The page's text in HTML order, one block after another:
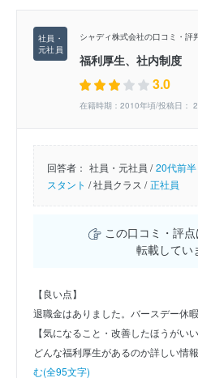
シャディ株式会社の口コミ・評
福利厚生、社内制度
3.0
在籍時期：2010年頃/投稿日：
回答者： 社員・元社員 / 20代前半
スタント /社員クラス / 正社員
この口コミ・評点
転載してい
【良い点】
退職金はありました。バースデー休暇
【気になること・改善したほうがいい
どんな福利厚生があるのか詳しい情
む(全95文字)